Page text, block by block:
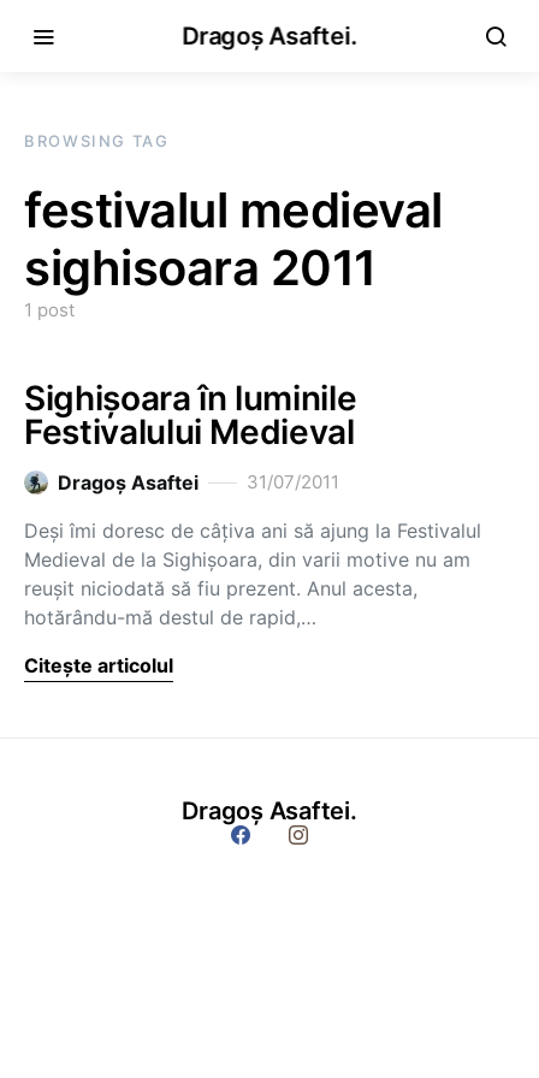
Dragoș Asaftei.
BROWSING TAG
festivalul medieval
sighisoara 2011
1 post
Sighișoara în luminile
Festivalului Medieval
Dragoş Asaftei 31/07/2011
Deși îmi doresc de câțiva ani să ajung la Festivalul
Medieval de la Sighişoara, din varii motive nu am
reuşit niciodată să fiu prezent. Anul acesta,
hotărându-mă destul de rapid,…
Citește articolul
Dragoș Asaftei.